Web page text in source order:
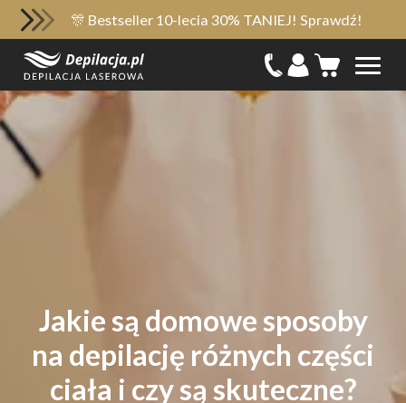
🎊 Bestseller 10-lecia 30% TANIEJ! Sprawdź!
Jakie są domowe sposoby
na depilację różnych części
ciała i czy są skuteczne?